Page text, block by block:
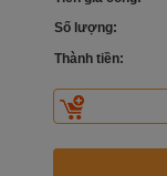
Số lượng:
Thành tiền: